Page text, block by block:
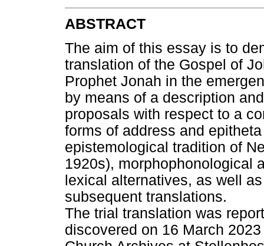
ABSTRACT
The aim of this essay is to
translation of the Gospel of
Prophet Jonah in the
by means of a description
proposals with respect to a
forms of address and
epistemological tradition of
1920s), morphophonological
lexical alternatives, as well
subsequent translations.
The trial translation was
discovered on 16 March